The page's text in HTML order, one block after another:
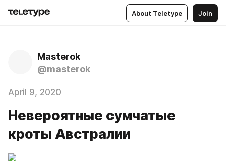
About Teletype Join
Masterok
@masterok
April 9, 2020
Невероятные сумчатые
кроты Австралии